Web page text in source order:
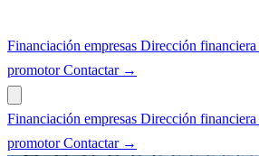
Financiación empresas Dirección financiera
promotorContactar →
Financiación empresas Dirección financiera
promotorContactar →